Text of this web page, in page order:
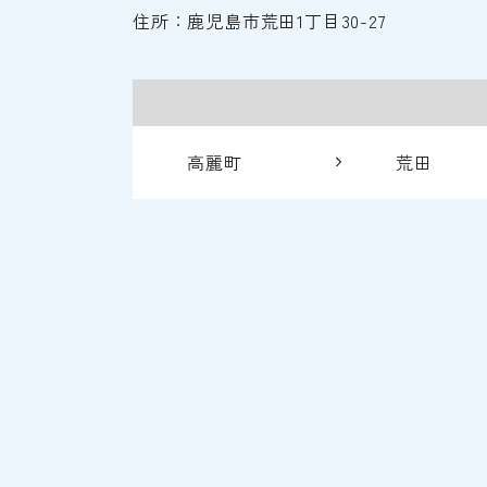
住所：鹿児島市荒田1丁目30-27
高麗町 荒田